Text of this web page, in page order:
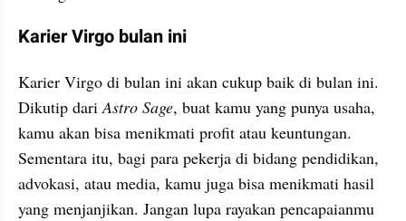
Karier Virgo bulan ini
Karier Virgo di bulan ini akan cukup baik di bulan ini.
Dikutip dari Astro Sage, buat kamu yang punya usaha,
kamu akan bisa menikmati profit atau keuntungan.
Sementara itu, bagi para pekerja di bidang pendidikan,
advokasi, atau media, kamu juga bisa menikmati hasil
yang menjanjikan. Jangan lupa rayakan pencapaianmu